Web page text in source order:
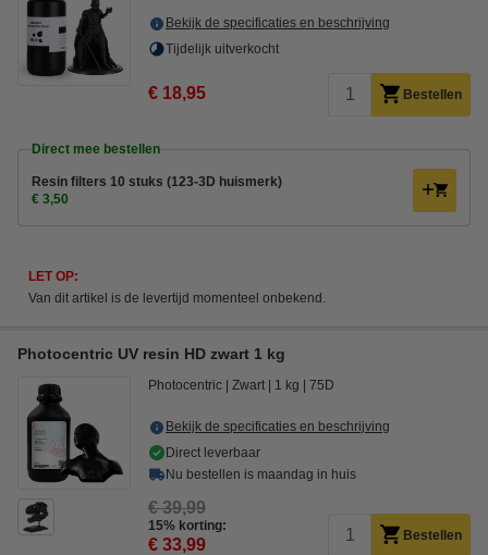
Bekijk de specificaties en beschrijving
Tijdelijk uitverkocht
€ 18,95 Bestellen
Direct mee bestellen
Resin filters 10 stuks (123-3D huismerk)
€ 3,50
LET OP:
Van dit artikel is de levertijd momenteel onbekend.
Photocentric UV resin HD zwart 1 kg
Photocentric Zwart 1 kg 75D
Bekijk de specificaties en beschrijving
Direct leverbaar
Nu bestellen is maandag in huis
€ 39,99
15% korting:
€ 33,99 Bestellen